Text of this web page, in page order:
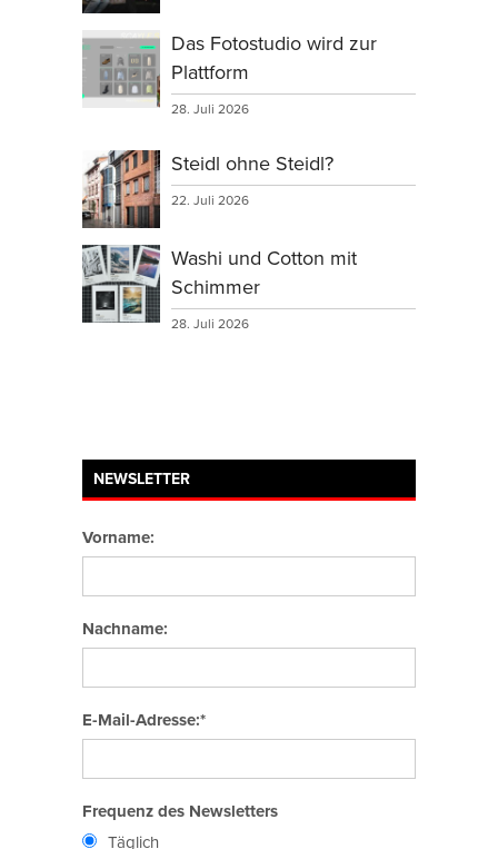
Das Fotostudio wird zur
Plattform
28. Juli 2026
Steidl ohne Steidl?
22. Juli 2026
Washi und Cotton mit
Schimmer
28. Juli 2026
NEWSLETTER
Vorname:
Nachname:
E-Mail-Adresse:*
Frequenz des Newsletters
Täglich